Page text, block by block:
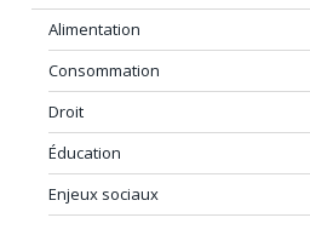
Alimentation
Consommation
Droit
Éducation
Enjeux sociaux